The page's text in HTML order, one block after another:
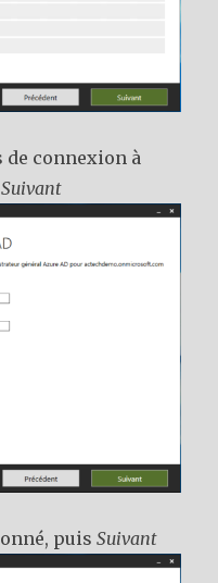
connexion à
Suivant
puisSuivant